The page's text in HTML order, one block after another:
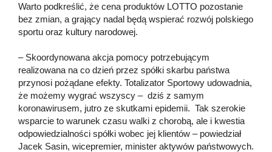
Warto podkreślić, że cena produktów LOTTO pozostanie
bez zmian, a grający nadal będą wspierać rozwój polskiego
sportu oraz kultury narodowej.
– Skoordynowana akcja pomocy potrzebującym
realizowana na co dzień przez spółki skarbu państwa
przynosi pożądane efekty. Totalizator Sportowy udowadnia,
że możemy wygrać wszyscy – dziś z samym
koronawirusem, jutro ze skutkami epidemii. Tak szerokie
wsparcie to warunek czasu walki z chorobą, ale i kwestia
odpowiedzialności spółki wobec jej klientów – powiedział
Jacek Sasin, wicepremier, minister aktywów państwowych.